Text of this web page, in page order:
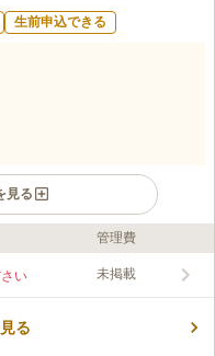
生前申込できる
見る
川の緑道が近くにあり、時折
ため、お参り後に買い物を楽
管理費
い 未掲載
る